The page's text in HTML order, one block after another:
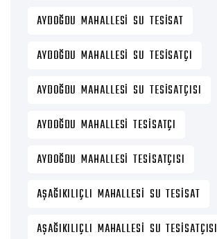
AYDOĞDU MAHALLESI SU TESISAT
AYDOĞDU MAHALLESI SU TESISATÇI
AYDOĞDU MAHALLESI SU TESISATÇISI
AYDOĞDU MAHALLESI TESISATÇI
AYDOĞDU MAHALLESI TESISATÇISI
AŞAĞIKILIÇLI MAHALLESI SU TESISAT
AŞAĞIKILIÇLI MAHALLESI SU TESISATÇISI